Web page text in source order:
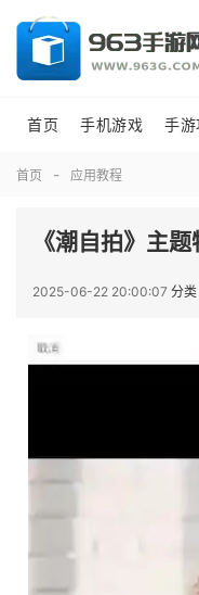
首页 手机游戏 手
首页 应用教程
《潮自拍》主
2025-06-22 20:00:07 分